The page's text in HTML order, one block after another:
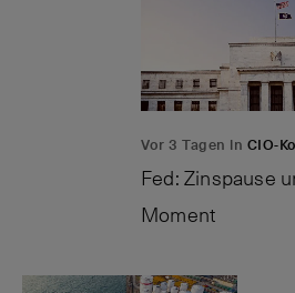
Vor 3 Tagen in CIO-
Fed: Zinspause
Moment